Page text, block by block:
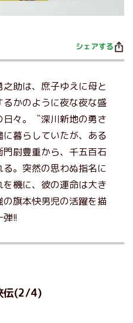
シェアする
助は、庶子ゆえに母と
かのように夜な夜な盛
々。〝深川新地の勇さ
暮らしていたが、ある
尉豊重から、千五百石
。突然の思わぬ指名に
機に、彼の運命は大き
旗本快男児の活躍を描
!!
伝(2/4)